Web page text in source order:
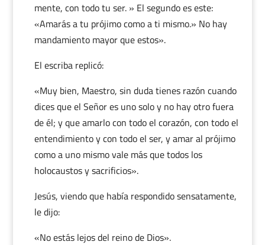
mente, con todo tu ser. » El segundo es este:
«Amarás a tu prójimo como a ti mismo.» No hay
mandamiento mayor que estos».
El escriba replicó:
«Muy bien, Maestro, sin duda tienes razón cuando
dices que el Señor es uno solo y no hay otro fuera
de él; y que amarlo con todo el corazón, con todo el
entendimiento y con todo el ser, y amar al prójimo
como a uno mismo vale más que todos los
holocaustos y sacrificios».
Jesús, viendo que había respondido sensatamente,
le dijo:
«No estás lejos del reino de Dios».